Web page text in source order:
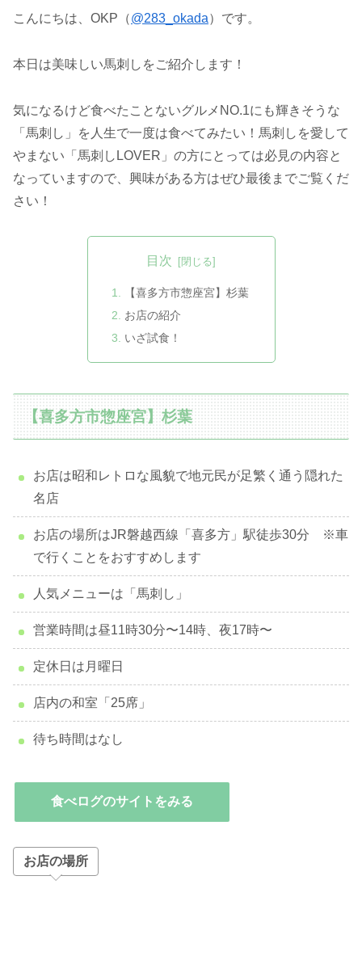
こんにちは、OKP（@283_okada）です。
本日は美味しい馬刺しをご紹介します！
気になるけど食べたことないグルメNO.1にも輝きそうな
「馬刺し」を人生で一度は食べてみたい！馬刺しを愛して
やまない「馬刺しLOVER」の方にとっては必見の内容と
なっていますので、興味がある方はぜひ最後までご覧くだ
さい！
目次
【喜多方市惣座宮】杉葉
お店の紹介
いざ試食！
【喜多方市惣座宮】杉葉
お店は昭和レトロな風貌で地元民が足繁く通う隠れた
名店
お店の場所はJR磐越西線「喜多方」駅徒歩30分 ※車
で行くことをおすすめします
人気メニューは「馬刺し」
営業時間は昼11時30分〜14時、夜17時〜
定休日は月曜日
店内の和室「25席」
待ち時間はなし
食べログのサイトをみる
お店の場所